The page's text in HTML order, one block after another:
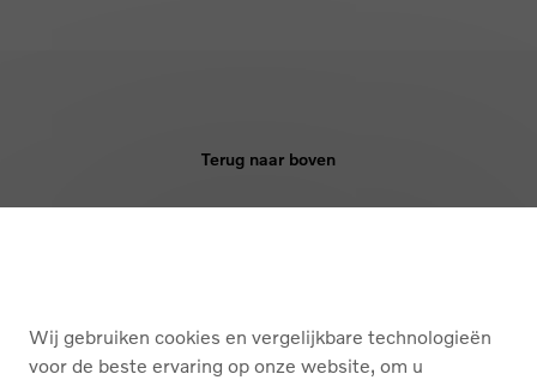
Terug naar boven
OVER ONS
Wij gebruiken cookies en vergelijkbare technologieën
voor de beste ervaring op onze website, om u